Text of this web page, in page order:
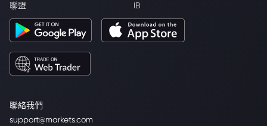
聯絡我們
support@markets.com
聯盟 IB